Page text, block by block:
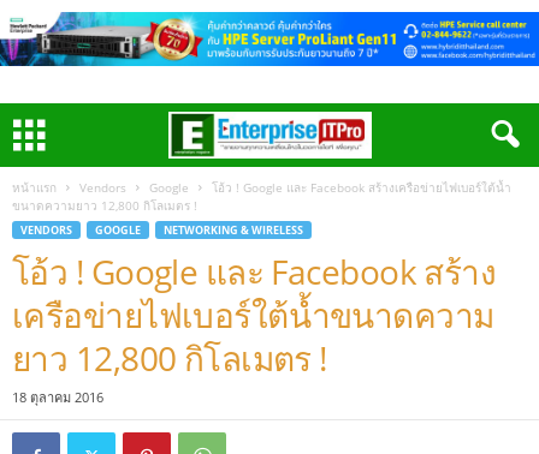
หน้าแรก Vendors Google
โอ้ว ! Google และ Facebook สร้างเครือข่ายไฟเบอร์ใต้น้ำ
ขนาดความยาว 12,800 กิโลเมตร !
VENDORS GOOGLE NETWORKING & WIRELESS
โอ้ว ! Google และ Facebook สร้าง
เครือข่ายไฟเบอร์ใต้น้ำขนาดความ
ยาว 12,800 กิโลเมตร !
18 ตุลาคม 2016